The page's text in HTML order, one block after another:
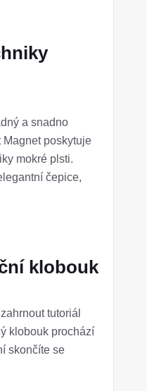
a snadno
poskytuje
mokré plsti.
čepice,
klobouk
tutoriál
klobouk prochází
skončíte se